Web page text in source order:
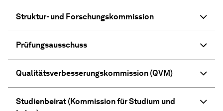
Struktur- und Forschungskommission
Prüfungsausschuss
Qualitätsverbesserungskommission (QVM)
Studienbeirat (Kommission für Studium und